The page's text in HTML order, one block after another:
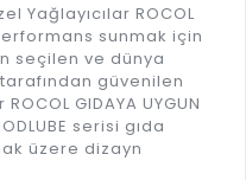
Yağlayıcılar ROCOL
sunmak için
seçilen ve dünya
güvenilen
GIDAYA UYGUN
serisi gıda
üzere dizayn